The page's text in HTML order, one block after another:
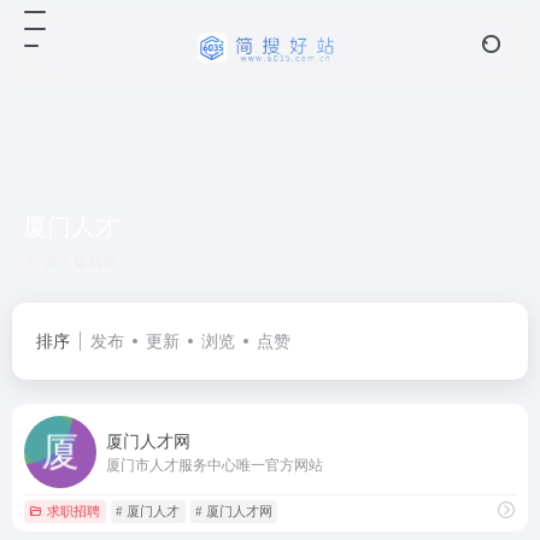
排序 发布 更新 浏览 点赞
厦门人才网
厦门市人才服务中心唯一官方网站
求职招聘 # 厦门人才 # 厦门人才网